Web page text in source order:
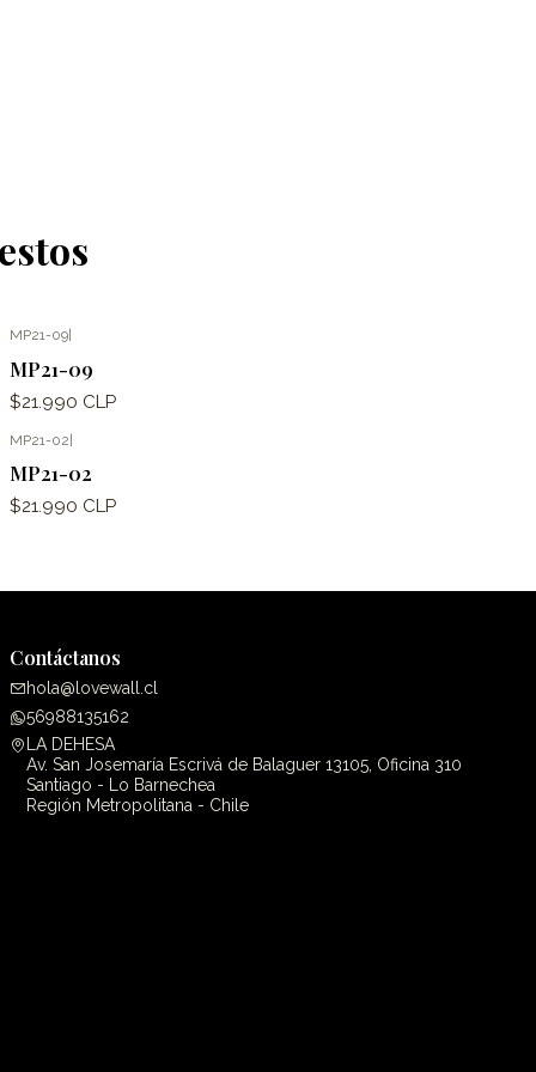
MP21-09|
MP21-09
$21.990 CLP
MP21-02|
MP21-02
$21.990 CLP
Contáctanos
hola@lovewall.cl
56988135162
LA DEHESA
Av. San Josemaría Escrivá de Balaguer 13105, Oficina 310
Santiago - Lo Barnechea
Región Metropolitana - Chile